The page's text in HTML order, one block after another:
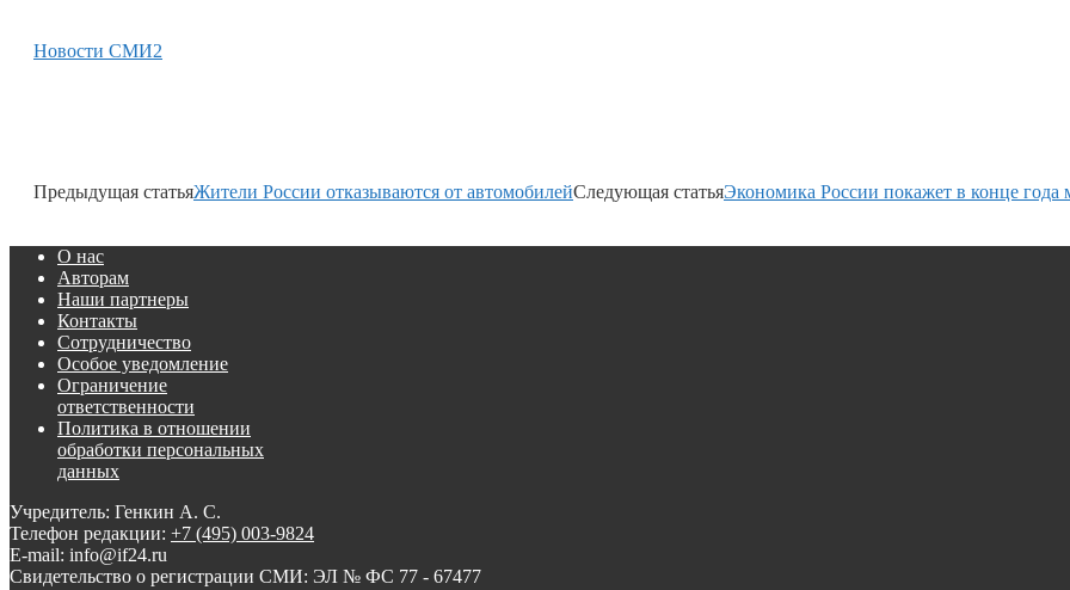
Новости СМИ2
Предыдущая статьяЖители России отказываются от автомобилейСледующая статьяЭкономика России покажет в конце
О нас
Авторам
Наши партнеры
Контакты
Сотрудничество
Особое уведомление
Ограничение
ответственности
Политика в отношении
обработки персональных
данных
Учредитель: Генкин А. С.
Телефон редакции: +7 (495) 003-9824
E-mail: info@if24.ru
Свидетельство о регистрации СМИ: ЭЛ № ФС 77 - 67477